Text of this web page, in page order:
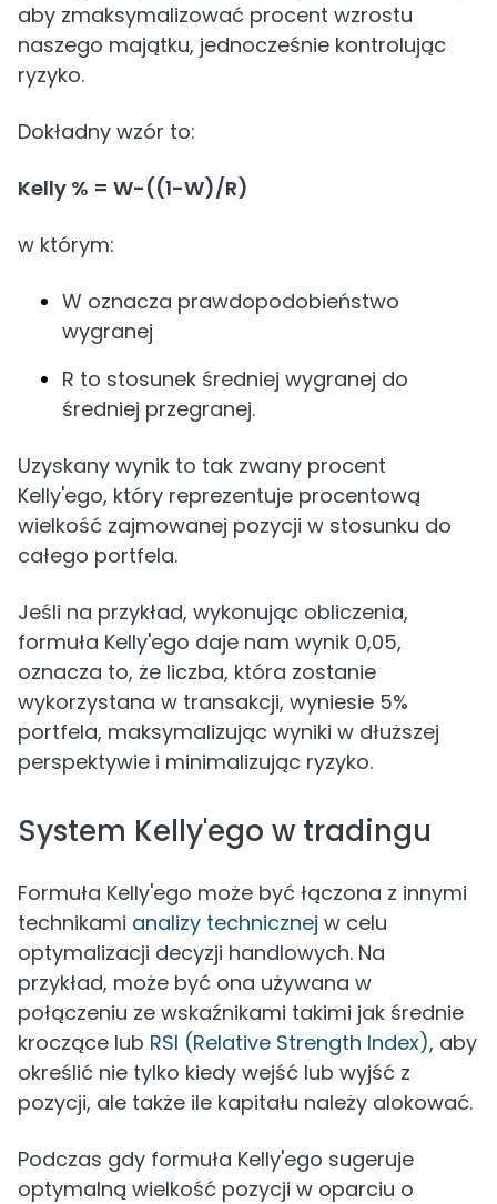
aby zmaksymalizować procent wzrostu
naszego majątku, jednocześnie kontrolując
ryzyko.
Dokładny wzór to:
Kelly % = W-((1-W)/R)
w którym:
W oznacza prawdopodobieństwo
wygranej
R to stosunek średniej wygranej do
średniej przegranej.
Uzyskany wynik to tak zwany procent
Kelly'ego, który reprezentuje procentową
wielkość zajmowanej pozycji w stosunku do
całego portfela.
Jeśli na przykład, wykonując obliczenia,
formuła Kelly'ego daje nam wynik 0,05,
oznacza to, że liczba, która zostanie
wykorzystana w transakcji, wyniesie 5%
portfela, maksymalizując wyniki w dłuższej
perspektywie i minimalizując ryzyko.
System Kelly'ego w tradingu
Formuła Kelly'ego może być łączona z innymi
technikami analizy technicznej w celu
optymalizacji decyzji handlowych. Na
przykład, może być ona używana w
połączeniu ze wskaźnikami takimi jak średnie
kroczące lub RSI (Relative Strength Index), aby
określić nie tylko kiedy wejść lub wyjść z
pozycji, ale także ile kapitału należy alokować.
Podczas gdy formuła Kelly'ego sugeruje
optymalną wielkość pozycji w oparciu o